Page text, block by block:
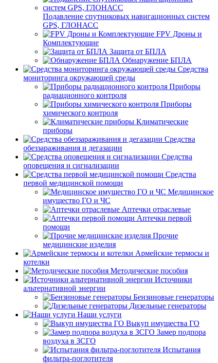
Подавление спутниковых навигационных систем
GPS, ГЛОНАСС
FPV Дроны и
Комплектующие
Защита от БПЛА
Обнаружение БПЛА
Средства
мониторинга окружающей среды
Приборы
радиационного контроля
Приборы
химического контроля
Климатические
приборы
Средства
обеззараживания и дегазации
Средства
оповещения и сигнализации
Средства
первой медицинской помощи
Медицинское
имущество ГО и ЧС
Аптечки отраслевые
Аптечки первой
помощи
Прочие
медицинские изделия
Армейские термосы и
котелки
Методические пособия
Источники
альтернативной энергии
Бензиновые генераторы
Дизельные генераторы
Наши услуги
Выкуп имущества ГО
Замер подпора
воздуха в ЗСГО
Испытания
фильтра-поглотителя